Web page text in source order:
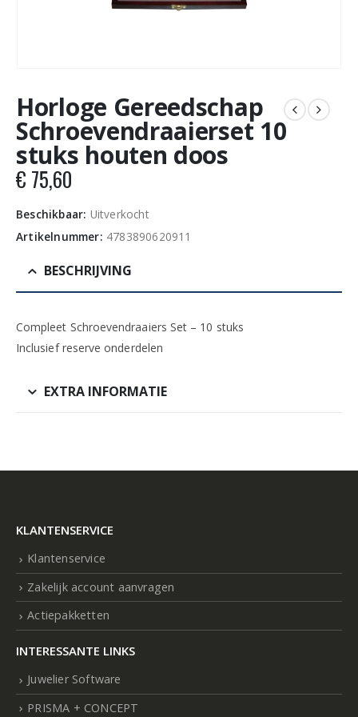
Horloge Gereedschap
Schroevendraaierset 10
stuks houten doos
€ 75,60
Beschikbaar: Uitverkocht
Artikelnummer: 4783890620911
BESCHRIJVING
Compleet Schroevendraaiers Set – 10 stuks
Inclusief reserve onderdelen
EXTRA INFORMATIE
KLANTENSERVICE
Klantenservice
Zakelijk account aanvragen
Actiepakketten
INTERESSANTE LINKS
Juwelier Software
PRISMA + CONCEPT